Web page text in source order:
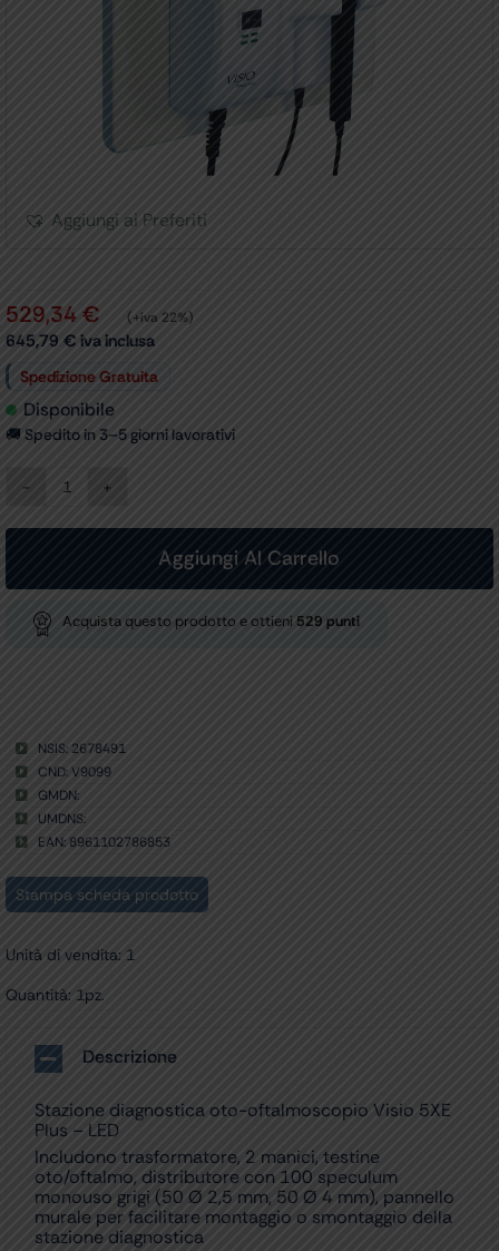
Aggiungi ai Preferiti
529,34€ (+iva 22%)
645,79 € iva inclusa
Spedizione Gratuita
Disponibile
🚚 Spedito in 3–5 giorni lavorativi
STAZIONE
DA
OFTALMO
VISIO
5XE
Aggiungi Al Carrello
Acquista questo prodotto e ottieni 529 punti
NSIS: 2678491
CND: V9099
GMDN:
UMDNS:
EAN: 8961102786853
Stampa scheda prodotto
Unità di vendita: 1
Quantità: 1pz.
Descrizione
Stazione diagnostica oto-oftalmoscopio Visio 5XE
Plus – LED
Includono trasformatore, 2 manici, testine
oto/oftalmo, distributore con 100 speculum
monouso grigi (50 Ø 2,5 mm, 50 Ø 4 mm), pannello
murale per facilitare montaggio o smontaggio della
stazione diagnostica